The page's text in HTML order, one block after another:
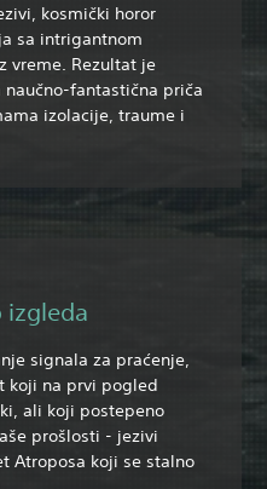
kosmički horor
sa intrigantnom
vreme. Rezultat je
fantastična priča
izolacije, traume i
izgleda
signala za praćenje,
koji na prvi pogled
ali koji postepeno
prošlosti - jezivi
Atroposa koji se stalno